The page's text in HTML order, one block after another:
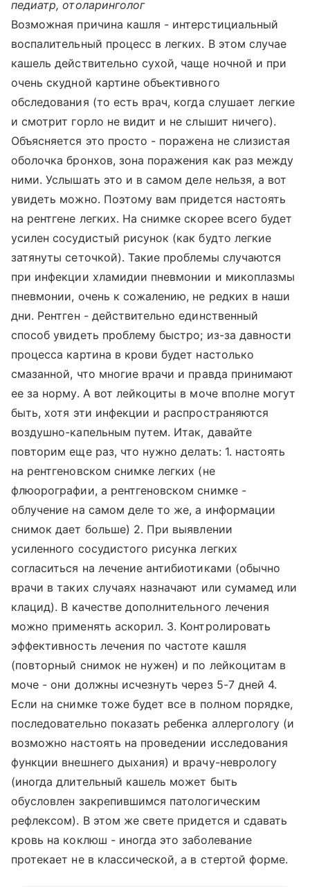
педиатр, отоларинголог
Возможная причина кашля - интерстициальный
воспалительный процесс в легких. В этом случае
кашель действительно сухой, чаще ночной и при
очень скудной картине объективного
обследования (то есть врач, когда слушает легкие
и смотрит горло не видит и не слышит ничего).
Объясняется это просто - поражена не слизистая
оболочка бронхов, зона поражения как раз между
ними. Услышать это и в самом деле нельзя, а вот
увидеть можно. Поэтому вам придется настоять
на рентгене легких. На снимке скорее всего будет
усилен сосудистый рисунок (как будто легкие
затянуты сеточкой). Такие проблемы случаются
при инфекции хламидии пневмонии и микоплазмы
пневмонии, очень к сожалению, не редких в наши
дни. Рентген - действительно единственный
способ увидеть проблему быстро; из-за давности
процесса картина в крови будет настолько
смазанной, что многие врачи и правда принимают
ее за норму. А вот лейкоциты в моче вполне могут
быть, хотя эти инфекции и распространяются
воздушно-капельным путем. Итак, давайте
повторим еще раз, что нужно делать: 1. настоять
на рентгеновском снимке легких (не
флюорографии, а рентгеновском снимке -
облучение на самом деле то же, а информации
снимок дает больше) 2. При выявлении
усиленного сосудистого рисунка легких
согласиться на лечение антибиотиками (обычно
врачи в таких случаях назначают или сумамед или
клацид). В качестве дополнительного лечения
можно применять аскорил. 3. Контролировать
эффективность лечения по частоте кашля
(повторный снимок не нужен) и по лейкоцитам в
моче - они должны исчезнуть через 5-7 дней 4.
Если на снимке тоже будет все в полном порядке,
последовательно показать ребенка аллергологу (и
возможно настоять на проведении исследования
функции внешнего дыхания) и врачу-неврологу
(иногда длительный кашель может быть
обусловлен закрепившимся патологическим
рефлексом). В этом же свете придется и сдавать
кровь на коклюш - иногда это заболевание
протекает не в классической, а в стертой форме.